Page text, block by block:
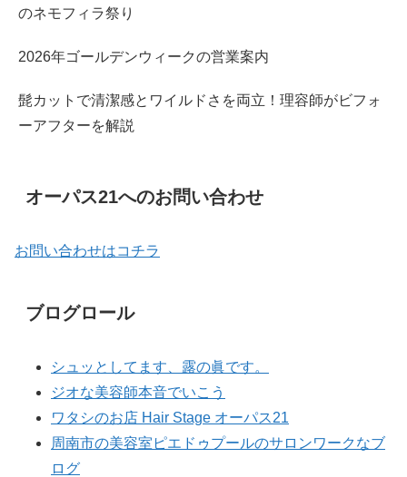
のネモフィラ祭り
2026年ゴールデンウィークの営業案内
髭カットで清潔感とワイルドさを両立！理容師がビフォ
ーアフターを解説
オーパス21へのお問い合わせ
お問い合わせはコチラ
ブログロール
シュッとしてます、露の眞です。
ジオな美容師本音でいこう
ワタシのお店 Hair Stage オーパス21
周南市の美容室ピエドゥプールのサロンワークなブ
ログ